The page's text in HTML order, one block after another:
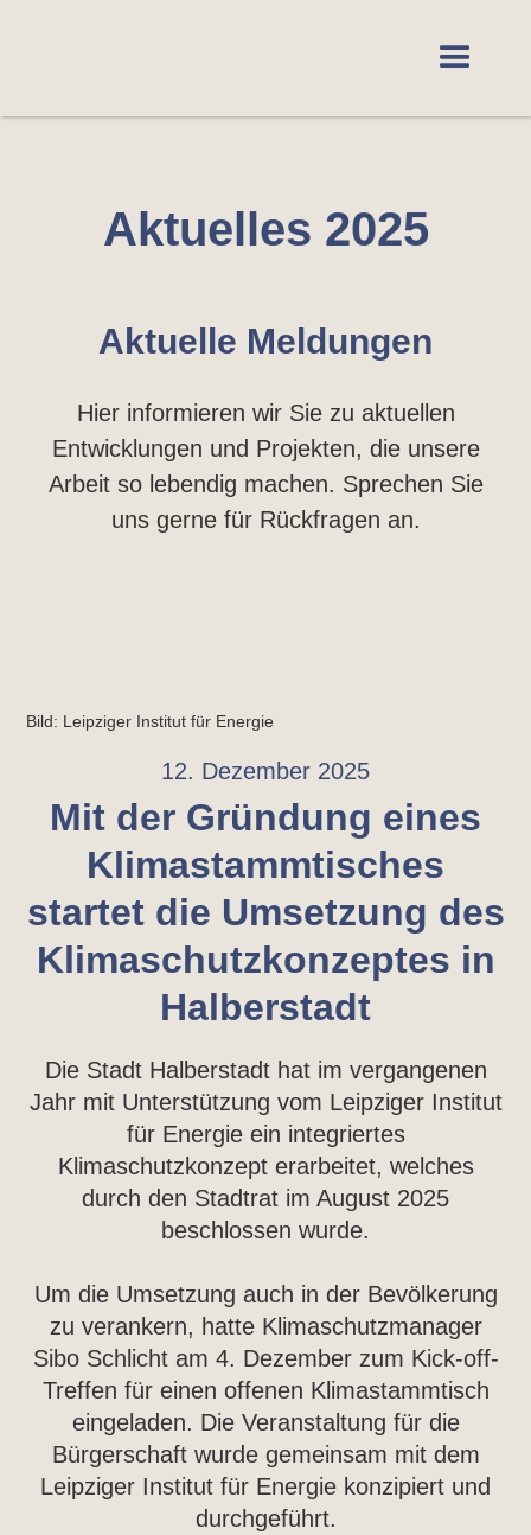
Aktuelles 2025
Aktuelle Meldungen
Hier informieren wir Sie zu aktuellen
Entwicklungen und Projekten, die unsere
Arbeit so lebendig machen. Sprechen Sie
uns gerne für Rückfragen an.
Bild: Leipziger Institut für Energie
12. Dezember 2025
Mit der Gründung eines
Klimastammtisches
startet die Umsetzung des
Klimaschutzkonzeptes in
Halberstadt
Die Stadt Halberstadt hat im vergangenen
Jahr mit Unterstützung vom Leipziger Institut
für Energie ein integriertes
Klimaschutzkonzept erarbeitet, welches
durch den Stadtrat im August 2025
beschlossen wurde.
Um die Umsetzung auch in der Bevölkerung
zu verankern, hatte Klimaschutzmanager
Sibo Schlicht am 4. Dezember zum Kick-off-
Treffen für einen offenen Klimastammtisch
eingeladen. Die Veranstaltung für die
Bürgerschaft wurde gemeinsam mit dem
Leipziger Institut für Energie konzipiert und
durchgeführt.